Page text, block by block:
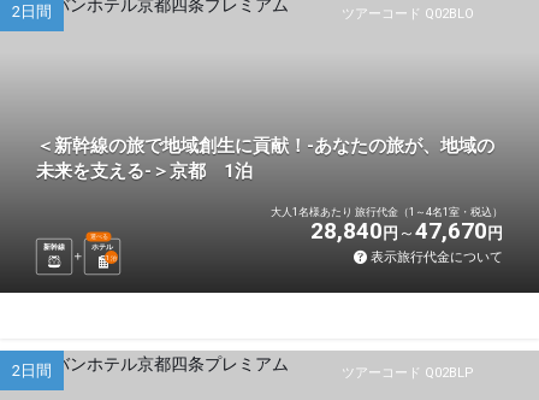
ツアーコード Q02BLO
2日間
＜新幹線の旅で地域創生に貢献！-あなたの旅が、地域の
未来を支える-＞京都 1泊
新幹線 ホテル
選べる
1 泊
大人1名様あたり 旅行代金（1～4名1室・税込）
28,840 円 47,670 円
表示旅行代金について
ツアーコード Q02BLP
2日間